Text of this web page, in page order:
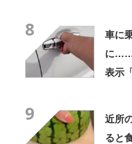
8
車に
に……
表示
9
近所
ると